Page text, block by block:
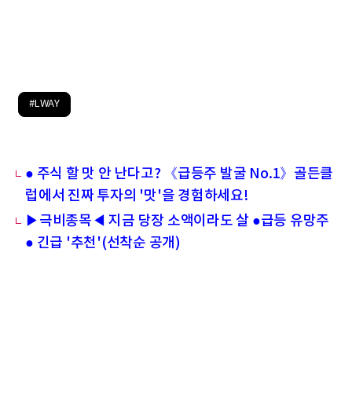
#LWAY
● 주식 할 맛 안 난다고? 《급등주 발굴 No.1》골든클
럽에서 진짜 투자의 '맛'을 경험하세요!
▶극비종목◀ 지금 당장 소액이라도 살 ●급등 유망주
● 긴급 '추천'(선착순 공개)